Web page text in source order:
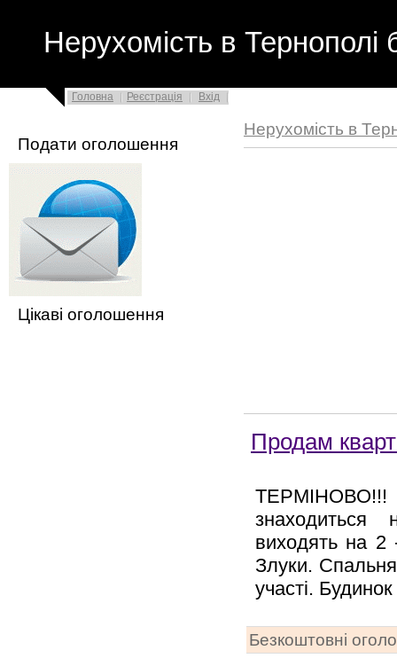
Нерухомість в Тернополі
Головна Реєстрація Вхід
Подати оголошення
Цікаві оголошення
Нерухомість в
Продам
ТЕРМІНОВО!!!
знаходиться
виходять на 2
Злуки.
участі.
Безкоштовні